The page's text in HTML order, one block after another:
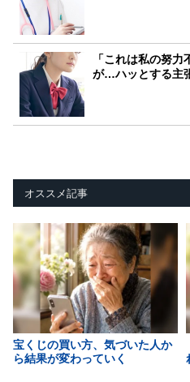
「これは私の努
が…ハッとする主
オススメ記事
宝くじの買い方、気づいた人か
ら結果が変わっていく